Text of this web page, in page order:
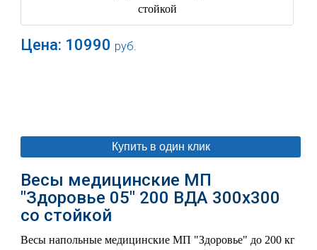
Цена: 10990 руб.
Купить в один клик
Весы медицинские МП
"Здоровье 05" 200 ВДА 300х300
со стойкой
Весы напольные медицинские МП "Здоровье" до 200 кг